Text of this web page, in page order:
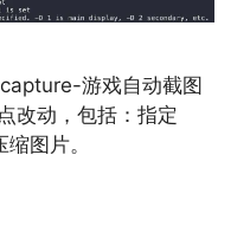
游戏自动截图
改动，包括：指定
图片。